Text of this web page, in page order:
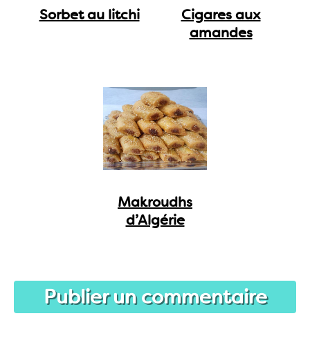
Sorbet au litchi
Cigares aux
amandes
Makroudhs
d’Algérie
Publier un commentaire